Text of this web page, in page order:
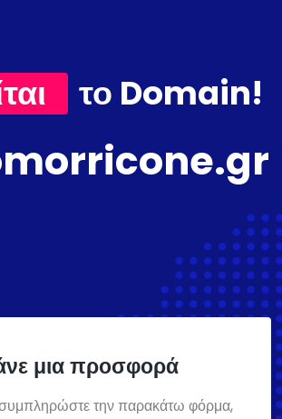
το Domain!
μια προσφορά
την παρακάτω φόρμα,